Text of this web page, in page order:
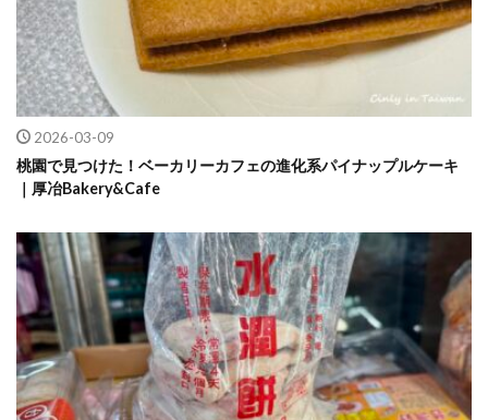
2026-03-09
桃園で見つけた！ベーカリーカフェの進化系パイナップルケーキ
｜厚冶Bakery&Cafe